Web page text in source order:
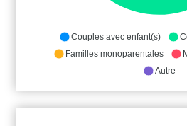
Couples avec enfant(s)
Familles monoparentales
Autre